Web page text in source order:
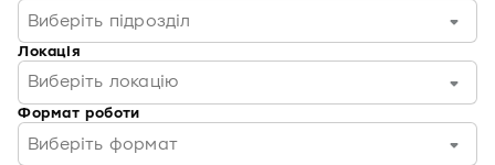
Виберіть підрозділ
Локація
Виберіть локацію
Формат роботи
Виберіть формат